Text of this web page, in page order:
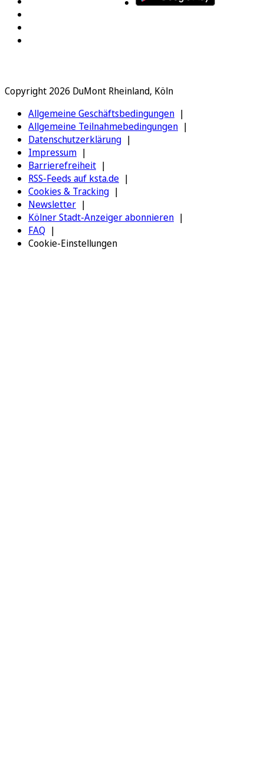
Copyright 2026 DuMont Rheinland, Köln
Allgemeine Geschäftsbedingungen
Allgemeine Teilnahmebedingungen
Datenschutzerklärung
Impressum
Barrierefreiheit
RSS-Feeds auf ksta.de
Cookies & Tracking
Newsletter
Kölner Stadt-Anzeiger abonnieren
FAQ
Cookie-Einstellungen